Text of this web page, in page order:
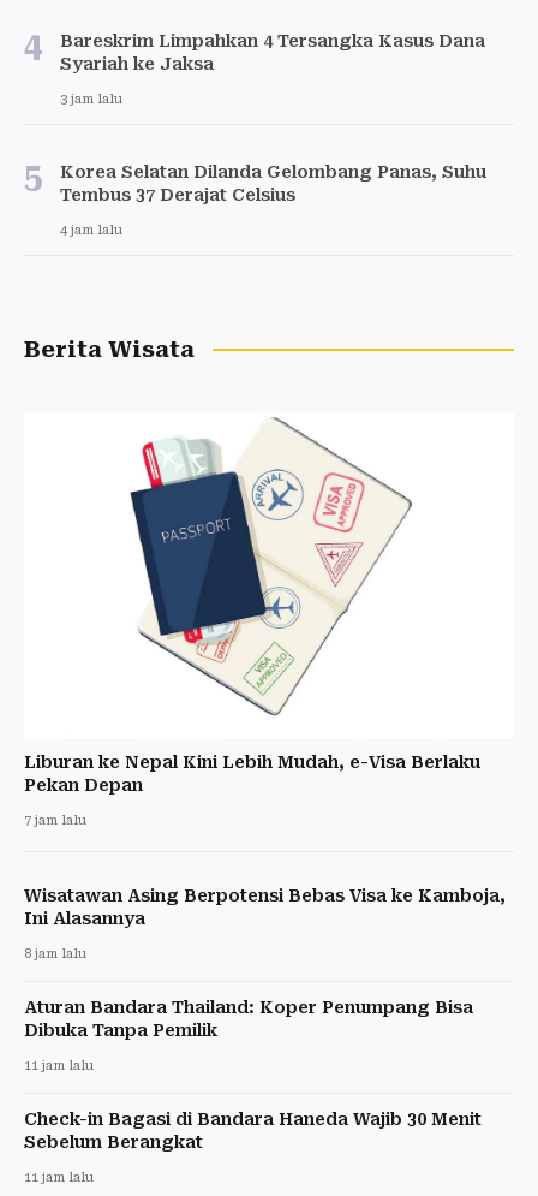
4
Bareskrim Limpahkan 4 Tersangka Kasus Dana
Syariah ke Jaksa
3 jam lalu
5
Korea Selatan Dilanda Gelombang Panas, Suhu
Tembus 37 Derajat Celsius
4 jam lalu
Berita Wisata
Liburan ke Nepal Kini Lebih Mudah, e-Visa Berlaku
Pekan Depan
7 jam lalu
Wisatawan Asing Berpotensi Bebas Visa ke Kamboja,
Ini Alasannya
8 jam lalu
Aturan Bandara Thailand: Koper Penumpang Bisa
Dibuka Tanpa Pemilik
11 jam lalu
Check-in Bagasi di Bandara Haneda Wajib 30 Menit
Sebelum Berangkat
11 jam lalu